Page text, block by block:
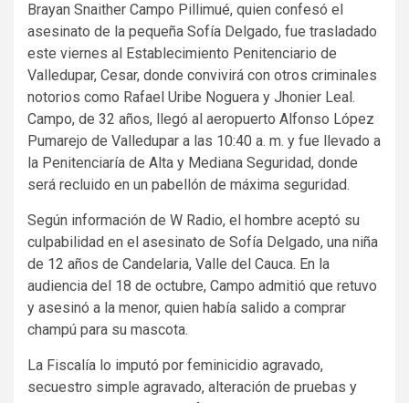
Brayan Snaither Campo Pillimué, quien confesó el
asesinato de la pequeña Sofía Delgado, fue trasladado
este viernes al Establecimiento Penitenciario de
Valledupar, Cesar, donde convivirá con otros criminales
notorios como Rafael Uribe Noguera y Jhonier Leal.
Campo, de 32 años, llegó al aeropuerto Alfonso López
Pumarejo de Valledupar a las 10:40 a. m. y fue llevado a
la Penitenciaría de Alta y Mediana Seguridad, donde
será recluido en un pabellón de máxima seguridad.
Según información de W Radio, el hombre aceptó su
culpabilidad en el asesinato de Sofía Delgado, una niña
de 12 años de Candelaria, Valle del Cauca. En la
audiencia del 18 de octubre, Campo admitió que retuvo
y asesinó a la menor, quien había salido a comprar
champú para su mascota.
La Fiscalía lo imputó por feminicidio agravado,
secuestro simple agravado, alteración de pruebas y